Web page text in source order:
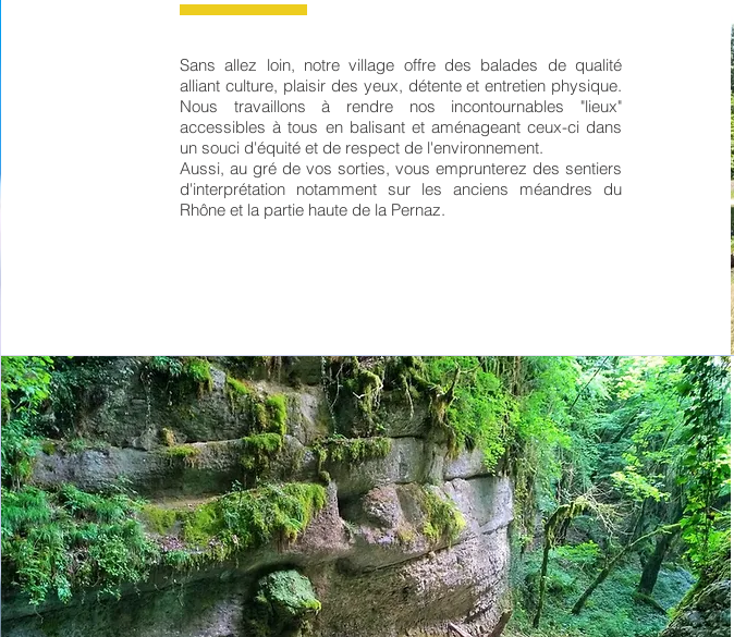
Sans allez loin, notre village offre des balades de qualité
alliant culture, plaisir des yeux, détente et entretien physique.
Nous travaillons à rendre nos incontournables "lieux"
accessibles à tous en balisant et aménageant ceux-ci dans
un souci d'équité et de respect de l'environnement.
Aussi, au gré de vos sorties, vous emprunterez des sentiers
d'interprétation notamment sur les anciens méandres du
Rhône et la partie haute de la Pernaz.